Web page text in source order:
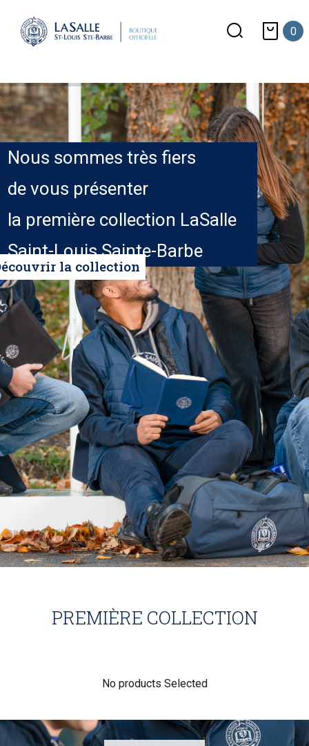
0
Nous sommes très fiers
de vous présenter
la première collection LaSalle
Saint-Louis Sainte-Barbe
la collection
PREMIÈRE COLLECTION
No products Selected